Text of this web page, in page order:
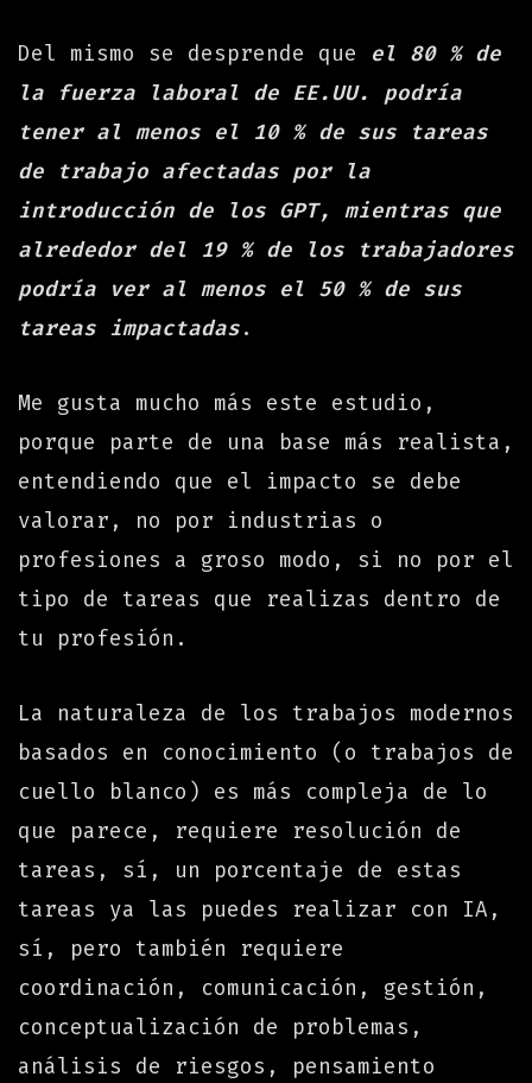
Del mismo se desprende que el 80 % de
la fuerza laboral de EE.UU. podría
tener al menos el 10 % de sus tareas
de trabajo afectadas por la
introducción de los GPT, mientras que
alrededor del 19 % de los trabajadores
podría ver al menos el 50 % de sus
tareas impactadas.
Me gusta mucho más este estudio,
porque parte de una base más realista,
entendiendo que el impacto se debe
valorar, no por industrias o
profesiones a groso modo, si no por el
tipo de tareas que realizas dentro de
tu profesión.
La naturaleza de los trabajos modernos
basados en conocimiento (o trabajos de
cuello blanco) es más compleja de lo
que parece, requiere resolución de
tareas, sí, un porcentaje de estas
tareas ya las puedes realizar con IA,
sí, pero también requiere
coordinación, comunicación, gestión,
conceptualización de problemas,
análisis de riesgos, pensamiento